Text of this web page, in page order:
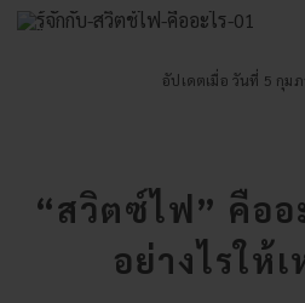
ผลงาน
เกี่ยวกับเรา
อัปเดตเมื่อ วันที่ 5 กุม
“สวิตซ์ไฟ” คืออ
อย่างไรให้